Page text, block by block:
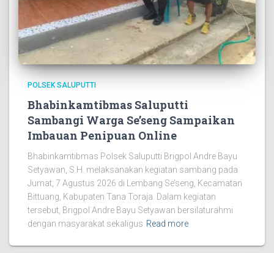
POLSEK SALUPUTTI
Bhabinkamtibmas Saluputti
Sambangi Warga Se’seng Sampaikan
Imbauan Penipuan Online
Bhabinkamtibmas Polsek Saluputti Brigpol Andre Bayu
Setyawan, S.H. melaksanakan kegiatan sambang pada
Jumat, 7 Agustus 2026 di Lembang Se’seng, Kecamatan
Bittuang, Kabupaten Tana Toraja. Dalam kegiatan
tersebut, Brigpol Andre Bayu Setyawan bersilaturahmi
dengan masyarakat sekaligus Read more